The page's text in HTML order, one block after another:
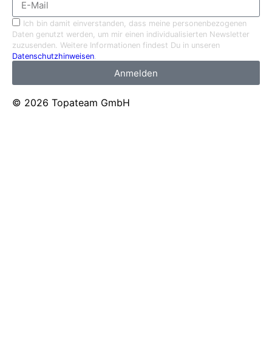
Ich bin damit einverstanden, dass meine personenbezogenen
Daten genutzt werden, um mir einen individualisierten Newsletter
zuzusenden. Weitere Informationen findest Du in unseren
Datenschutzhinweisen.
Anmelden
© 2026 Topateam GmbH